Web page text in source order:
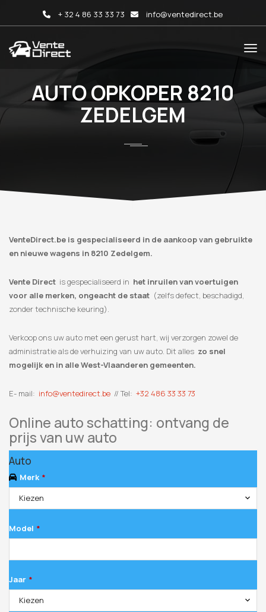
+ 32 4 86 33 33 73 info@ventedirect.be
AUTO OPKOPER 8210
ZEDELGEM
VenteDirect.be is gespecialiseerd in de aankoop van gebruikte
en nieuwe wagens in 8210 Zedelgem.
Vente Direct is gespecialiseerd in het inruilen van voertuigen
voor alle merken, ongeacht de staat (zelfs defect, beschadigd,
zonder technische keuring).
Verkoop ons uw auto met een gerust hart, wij verzorgen zowel de
administratie als de verhuizing van uw auto. Dit alles zo snel
mogelijk en in alle West-Vlaanderen gemeenten.
E- mail: info@ventedirect.be // Tel: +32 486 33 33 73
Online auto schatting: ontvang de
prijs van uw auto
Auto
Merk *
Kiezen
Model *
Jaar *
Kiezen